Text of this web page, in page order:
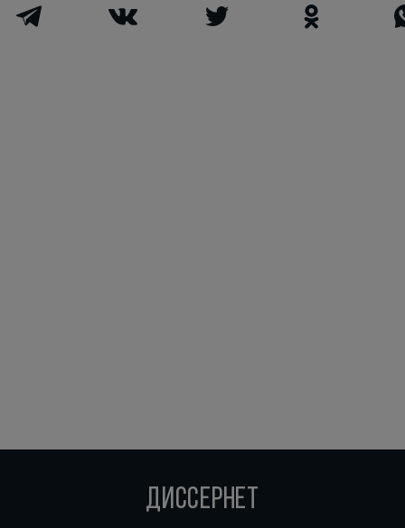
ДИССЕРНЕТ